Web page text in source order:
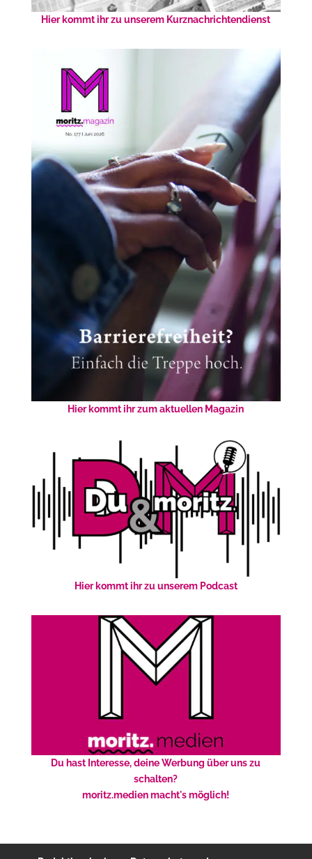
Hier kommt ihr zu unserem Kurznachrichtendienst
Hier kommt ihr zum aktuellen Magazin
Hier kommt ihr zu unserem Podcast
Du hast Interesse, deine Werbung über uns zu
schalten?
moritz.medien macht's möglich!